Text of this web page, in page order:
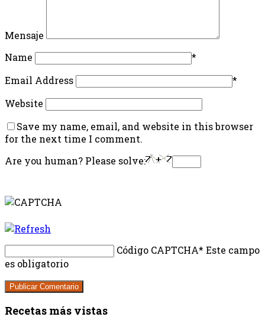
Mensaje
Name
*
Email Address
*
Website
Save my name, email, and website in this browser
for the next time I comment.
Are you human? Please solve:
Código CAPTCHA* Este campo
es obligatorio
Recetas más vistas